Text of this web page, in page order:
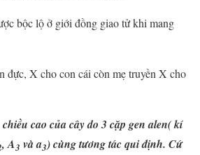
bộc lộ ở giới đồng giao tử khi mang
đực, X cho con cái còn mẹ truyền X cho
cao của cây do 3 cặp gen alen( kí
, A3 và a3) cùng tương tác qui định. Cứ